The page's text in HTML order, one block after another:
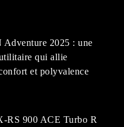
2025 : une
qui allie
et polyvalence
RS 900 ACE Turbo R